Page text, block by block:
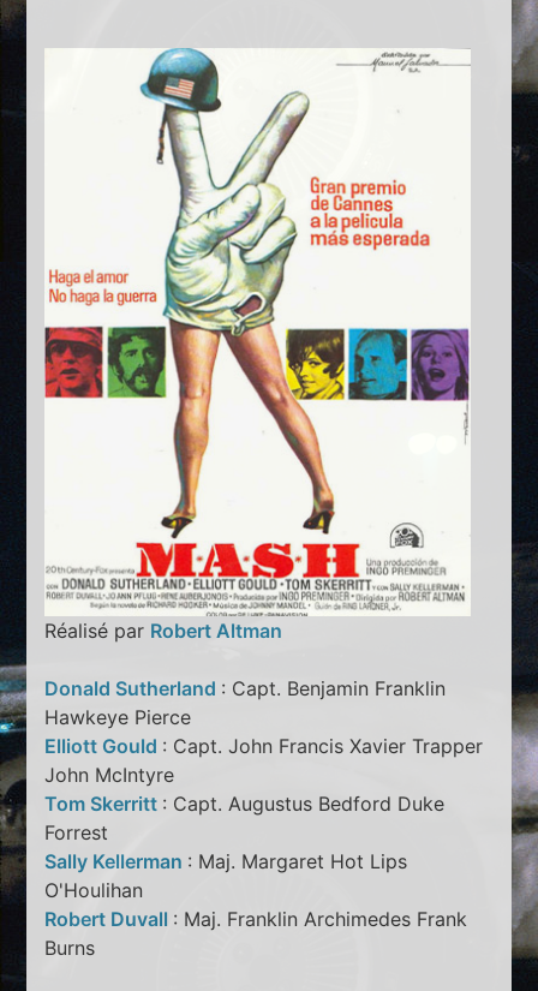
Réalisé par Robert Altman
Donald Sutherland : Capt. Benjamin Franklin
Hawkeye Pierce
Elliott Gould : Capt. John Francis Xavier Trapper
John McIntyre
Tom Skerritt : Capt. Augustus Bedford Duke
Forrest
Sally Kellerman : Maj. Margaret Hot Lips
O'Houlihan
Robert Duvall : Maj. Franklin Archimedes Frank
Burns